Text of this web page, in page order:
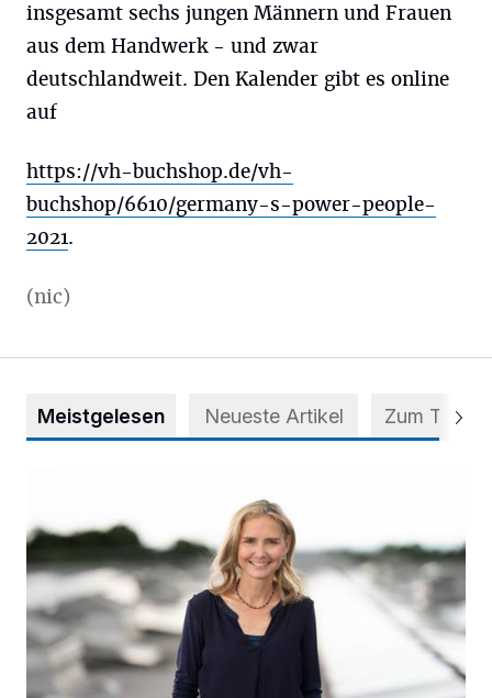
insgesamt sechs jungen Männern und Frauen
aus dem Handwerk - und zwar
deutschlandweit. Den Kalender gibt es online
auf
https://vh-buchshop.de/vh-
buchshop/6610/germany-s-power-people-
2021.
(nic)
Meistgelesen Neueste Artikel Zum Thema